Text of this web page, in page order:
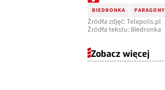
BIEDRONKA PARAGONY
Źródła zdjęć: Telepolis.pl
Źródła tekstu: Biedronka
Zobacz więcej